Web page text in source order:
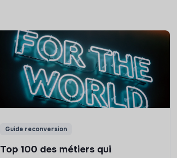
Guide reconversion
Top 100 des métiers qui